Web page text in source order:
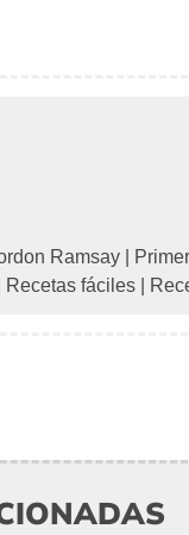
Ramsay
Recetas fáciles